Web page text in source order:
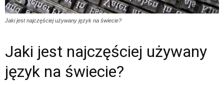
Jaki jest najczęściej używany język na świecie?
Jaki jest najczęściej używany
język na świecie?